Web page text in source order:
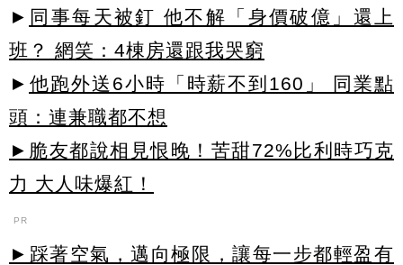
► 同事每天被釘 他不解「身價破億」還上
班？ 網笑：4棟房還跟我哭窮
► 他跑外送6小時「時薪不到160」 同業點
頭：連兼職都不想
►脆友都說相見恨晚！苦甜72%比利時巧克
力 大人味爆紅！
PR
►踩著空氣，邁向極限，讓每一步都輕盈有